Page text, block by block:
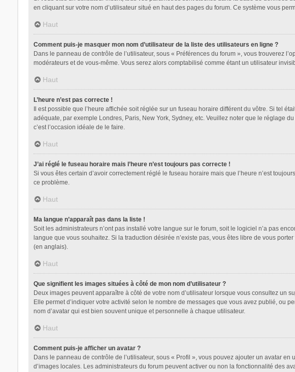
en cliquant sur votre nom d’utilisateur situé en haut des pages du forum. Ce système vous
Haut
Comment puis-je masquer mon nom d’utilisateur de la liste des utilisateurs en ligne ?
Dans le panneau de contrôle de l’utilisateur, sous « Préférences du forum », vous trouverez
modérateurs et de vous-même. Vous serez alors comptabilisé comme étant un utilisateur
Haut
L’heure n’est pas correcte !
Il est possible que l’heure affichée soit réglée sur un fuseau horaire différent du vôtre. Si tel
adéquate, par exemple Londres, Paris, New York, Sydney, etc. Veuillez noter que le réglage
c’est l’occasion idéale de le faire.
Haut
J’ai réglé le fuseau horaire mais l’heure n’est toujours pas correcte !
Si vous êtes certain d’avoir correctement réglé le fuseau horaire mais que l’heure n’est
ce problème.
Haut
Ma langue n’apparaît pas dans la liste !
Soit les administrateurs n’ont pas installé votre langue sur le forum, soit le logiciel n’a pas
langue que vous souhaitez. Si la traduction désirée n’existe pas, vous êtes libre de vous
(en anglais).
Haut
Que signifient les images situées à côté de mon nom d’utilisateur ?
Deux images peuvent apparaître à côté de votre nom d’utilisateur lorsque vous consultez un
Elle permet d’indiquer votre activité selon le nombre de messages que vous avez publié, ou
nom d’avatar qui est bien souvent unique et personnelle à chaque utilisateur.
Haut
Comment puis-je afficher un avatar ?
Dans le panneau de contrôle de l’utilisateur, sous « Profil », vous pouvez ajouter un avatar
d’images locales. Les administrateurs du forum peuvent activer ou non la fonctionnalité des